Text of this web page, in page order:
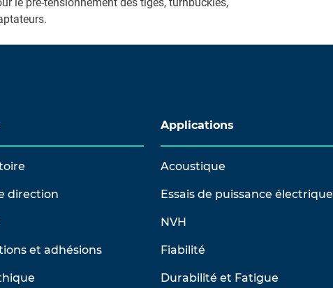
direction
et adhésions
Applications
Acoustique
Essais de puissance électrique
NVH
Fiabilité
Durabilité et Fatigue